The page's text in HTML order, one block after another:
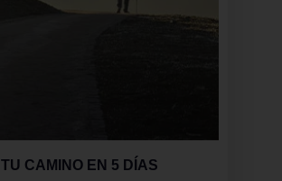
TU CAMINO EN 5 DÍAS